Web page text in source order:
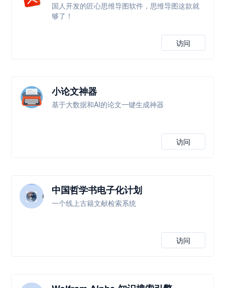
国人开发的匠心思维导图软件，思维导图这款就
够了！
访问
小论文神器
基于大数据和AI的论文一键生成神器
访问
中国哲学书电子化计划
一个线上古籍文献检索系统
访问